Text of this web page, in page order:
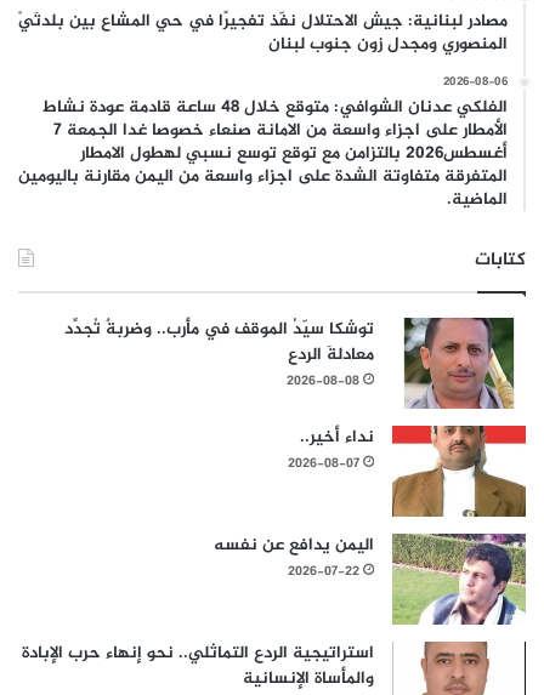
مصادر لبنانية: جيش الاحتلال نفّذ تفجيرًا في حي المشاع بين بلدتَيْ
المنصوري ومجدل زون جنوب لبنان
2026-08-06
الفلكي عدنان الشوافي: متوقع خلال 48 ساعة قادمة عودة نشاط
الأمطار على اجزاء واسعة من الامانة صنعاء خصوصا غدا الجمعة 7
أغسطس2026 بالتزامن مع توقع توسع نسبي لهطول الامطار
المتفرقة متفاوتة الشدة على اجزاء واسعة من اليمن مقارنة باليومين
الماضية.
كتابات
توشكا سيّدُ الموقف في مأرب.. وضربةٌ تُجدِّد
معادلةَ الردع
2026-08-08
نداء أخير..
2026-08-07
اليمن يدافع عن نفسه
2026-07-22
استراتيجية الردع التماثلي.. نحو إنهاء حرب الإبادة
والمأساة الإنسانية